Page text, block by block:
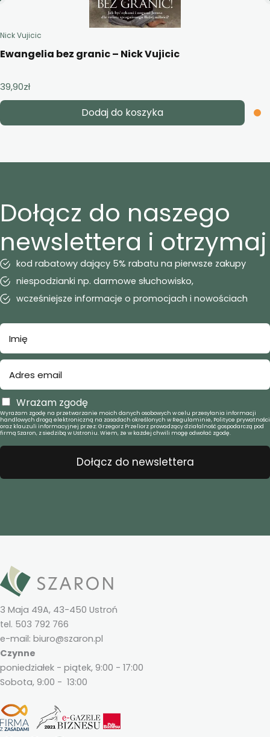
Nick Vujicic
Ewangelia bez granic – Nick Vujicic
39,90zł
Dodaj do koszyka
Dołącz do naszego
newslettera i otrzymaj
kod rabatowy dający 5% rabatu na pierwsze zakupy
niespodzianki np. darmowe słuchowisko,
wcześniejsze informacje o promocjach i nowościach
Wrażam zgodę
Wyrażam zgodę na przetwarzanie moich danych osobowych w celu przesyłania informacji
handlowych drogą elektroniczną na zasadach określonych w Regulaminie, Polityce prywatności
oraz klauzuli informacyjnej przez: Grzegorz Przeliorz prowadzący działalność gospodarczą pod
firmą Szaron, z siedzibą w Ustroniu. Wiem, że w każdej chwili mogę odwołać zgodę.
Dołącz do newslettera
3 Maja 49A, 43-450 Ustroń
tel. 503 792 766
e-mail: biuro@szaron.pl
Czynne
poniedziałek - piątek, 9:00 - 17:00
Sobota, 9:00 - 13:00